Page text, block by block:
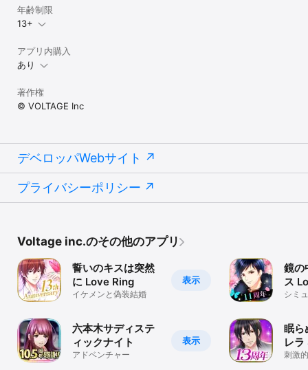
・入会期間：課金日を起算として向こう1ヵ月
例）3/21に入会→3/21～4/21が入会期間
・自動更新時のアイテムは、初回入会の1か月後の同時刻後の1時間
3-入会方法
プランの「入会」ボタンを押下し、入会する方法を選択すると開始
されます。
り、AppStoreにおいて停止手続きをされるまで、購読期間単位で自
動的に更新課金されます
・月額プランは、お客様がApp Storeにおいて契約された購読期間
単位が終了する【24時間以上前】に停止手続きをされない場合、自
動的に更新課金されます
・入会後にお客様のiThunesアカウント設定に移動した際、自動更
・プライバシーポリシー http://www.voltage.co.jp/privacy/
・利用規約
https://pf.joshige.jp/pages/show_rules_tenka_ios_20220414
◆アプリ提供会社ボルテージについて◆
株式会社ボルテージは、「恋愛と戦いのドラマ」をテーマとしたエ
現代を生きる女性に癒しと楽しみを提供する「ボルテージの恋愛ド
ラマシリーズ（略称：ボル恋）」は、
2006年より配信を開始、現在は100タイトル以上を配信しており、
全世界でプレイされています。
年齢制限
13+
アプリ内購入
あり
著作権
© VOLTAGE Inc
デベロッパWebサイト
プライバシーポリシー
Voltage inc.のその他のアプリ
表示
誓いのキスは突然
に Love Ring
イケメンと偽装結婚
表示
六本木サディステ
ィックナイト
アドベンチャー
鏡の
ス
シミ
眠ら
レ
刺激